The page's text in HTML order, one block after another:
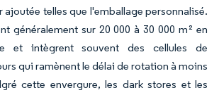
ajoutée telles que l'emballage personnalisé.
généralement sur 20 000 à 30 000 m² en
et intègrent souvent des cellules de
qui ramènent le délai de rotation à moins
cette envergure, les dark stores et les